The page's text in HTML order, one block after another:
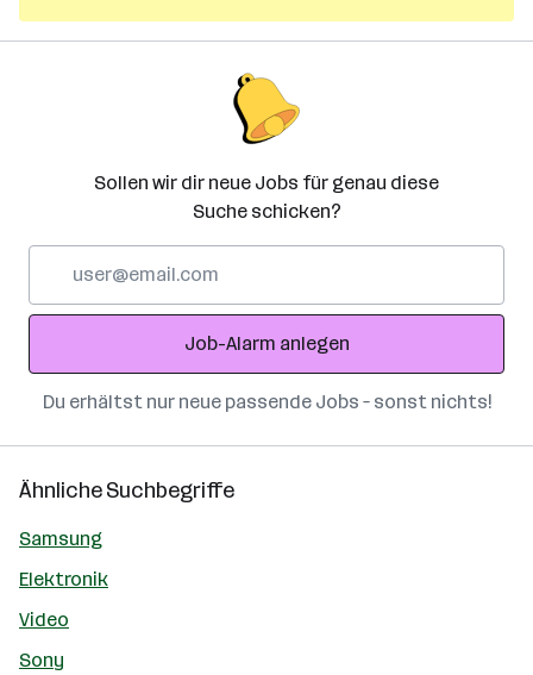
Sollen wir dir neue Jobs für genau diese
Suche schicken?
Adresse
Job-Alarm anlegen
Du erhältst nur neue passende Jobs – sonst nichts!
Ähnliche Suchbegriffe
Samsung
Elektronik
Video
Sony